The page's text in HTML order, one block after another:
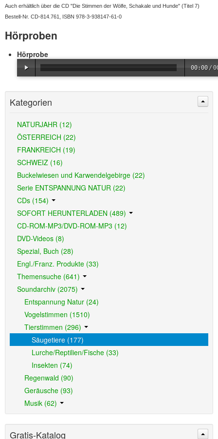
Auch erhältlich über die CD "Die Stimmen der Wölfe, Schakale und Hunde" (Titel 7)
Bestell-Nr. CD-814.761, ISBN 978-3-938147-61-0
Hörproben
Hörprobe
00:00 /
Kategorien
NATURJAHR (12)
ÖSTERREICH (22)
FRANKREICH (19)
SCHWEIZ (16)
Buckelwiesen und Karwendelgebirge (22)
Serie ENTSPANNUNG NATUR (22)
CDs (154)
SOFORT HERUNTERLADEN (489)
CD-ROM-MP3/DVD-ROM-MP3 (12)
DVD-Videos (8)
Spezial, Buch (28)
Engl./Franz. Produkte (33)
Themensuche (641)
Soundarchiv (2075)
Entspannung Natur (24)
Vogelstimmen (1510)
Tierstimmen (296)
Säugetiere (177)
Lurche/Reptilien/Fische (33)
Insekten (74)
Regenwald (90)
Geräusche (93)
Musik (62)
Gratis-Katalog